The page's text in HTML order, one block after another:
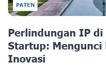
PATEN
Perlindungan IP
Startup: Mengunci
Inovasi